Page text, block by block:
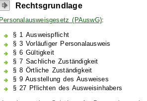
Rechtsgrundlage
(PAuswG):
§ 1Ausweispflicht
§ 3 Vorläufiger Personalausweis
§ 6 Gültigkeit
§ 7 Sachliche Zuständigkeit
§ 8 Örtliche Zuständigkeit
§ 9 Ausstellung des Ausweises
§ 27 Pflichten des Ausweisinhabers